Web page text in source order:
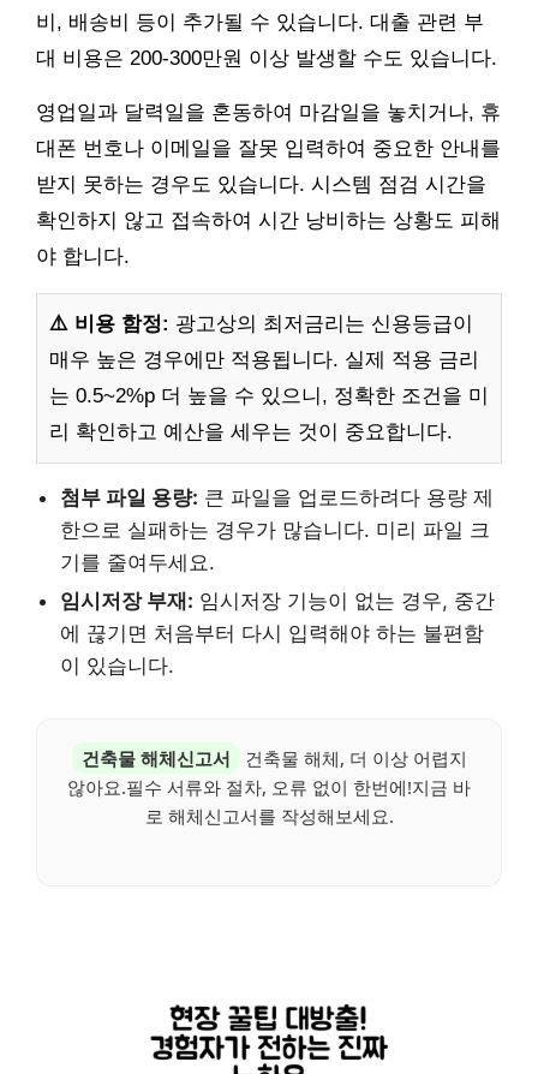
비, 배송비 등이 추가될 수 있습니다. 대출 관련 부
대 비용은 200-300만원 이상 발생할 수도 있습니다.
영업일과 달력일을 혼동하여 마감일을 놓치거나, 휴
대폰 번호나 이메일을 잘못 입력하여 중요한 안내를
받지 못하는 경우도 있습니다. 시스템 점검 시간을
확인하지 않고 접속하여 시간 낭비하는 상황도 피해
야 합니다.
⚠️ 비용 함정: 광고상의 최저금리는 신용등급이
매우 높은 경우에만 적용됩니다. 실제 적용 금리
는 0.5~2%p 더 높을 수 있으니, 정확한 조건을 미
리 확인하고 예산을 세우는 것이 중요합니다.
첨부 파일 용량: 큰 파일을 업로드하려다 용량 제
한으로 실패하는 경우가 많습니다. 미리 파일 크
기를 줄여두세요.
임시저장 부재: 임시저장 기능이 없는 경우, 중간
에 끊기면 처음부터 다시 입력해야 하는 불편함
이 있습니다.
건축물 해체신고서
건축물 해체, 더 이상 어렵지
않아요.필수 서류와 절차, 오류 없이 한번에!지금 바
로 해체신고서를 작성해보세요.